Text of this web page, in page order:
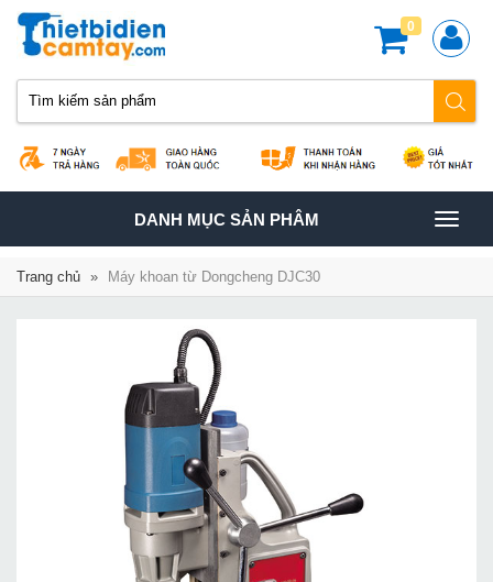
0
TOGGLE
NAVIGATION
DANH MỤC SẢN PHÂM
Trang chủ » Máy khoan từ Dongcheng DJC30